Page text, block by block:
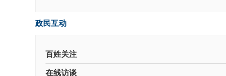
政民互动
百姓关注
在线访谈